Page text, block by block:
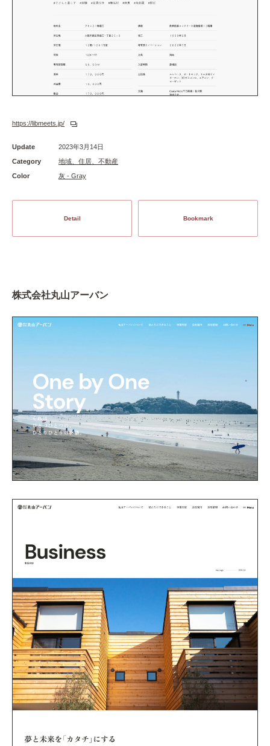
https://libmeets.jp/
Update
2023年3月14日
Category
地域、住居、不動産
Color
灰 - Gray
Detail Bookmark
株式会社丸山アーバン